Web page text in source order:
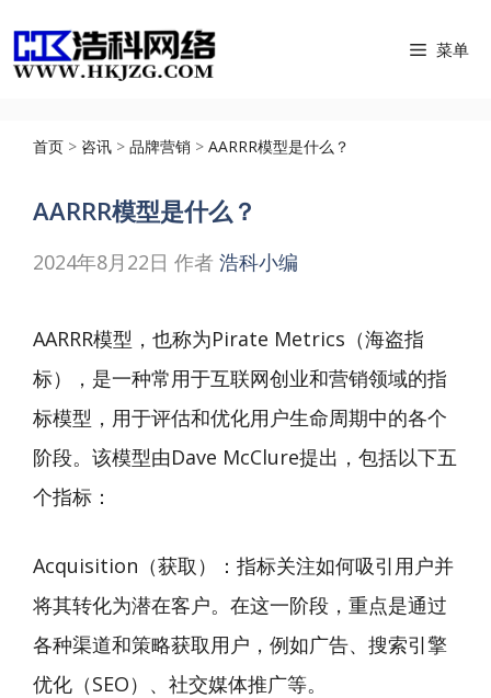
至
菜单
首页 > 咨讯 > 品牌营销 > AARRR模型是什么？
AARRR模型是什么？
2024年8月22日 作者 浩科小编
AARRR模型，也称为Pirate Metrics（海盗指
标），是一种常用于互联网创业和营销领域的指
标模型，用于评估和优化用户生命周期中的各个
阶段。该模型由Dave McClure提出，包括以下五
个指标：
Acquisition（获取）：指标关注如何吸引用户并
将其转化为潜在客户。在这一阶段，重点是通过
各种渠道和策略获取用户，例如广告、搜索引擎
优化（SEO）、社交媒体推广等。